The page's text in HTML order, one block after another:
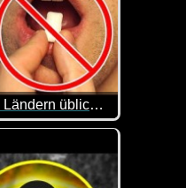
Dinge, die in anderen Ländern üblich sind, in deinem Land aber absurd erscheinen
Leute einem riesigen